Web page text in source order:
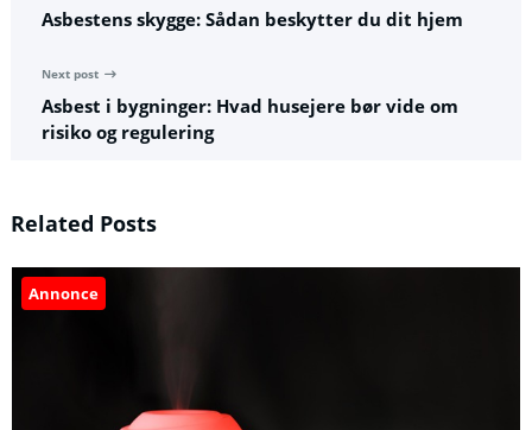
Asbestens skygge: Sådan beskytter du dit hjem
Next post
Asbest i bygninger: Hvad husejere bør vide om
risiko og regulering
Related Posts
Annonce